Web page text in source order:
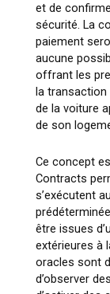
et de
sécurité. La
paiement
aucune
offrant les
la transaction
de la voiture
de son
Ce concept
Contracts
s’exécutent
être issues
extérieures à
oracles sont
d’observer